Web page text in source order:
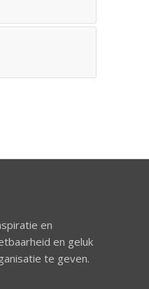
en
en geluk
te geven.